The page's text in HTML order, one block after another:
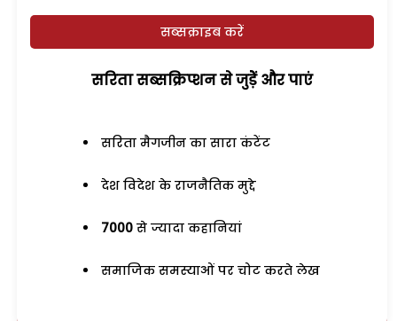
सब्सक्राइब करें
सरिता सब्सक्रिप्शन से जुड़ेें और पाएं
सरिता मैगजीन का सारा कंटेंट
देश विदेश के राजनैतिक मुद्दे
7000 से ज्यादा कहानियां
समाजिक समस्याओं पर चोट करते लेख